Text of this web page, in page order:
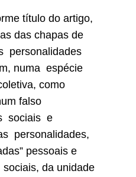
título do artigo,
das chapas de
personalidades
numa espécie
como
falso
sociais e
personalidades,
pessoais e
da unidade